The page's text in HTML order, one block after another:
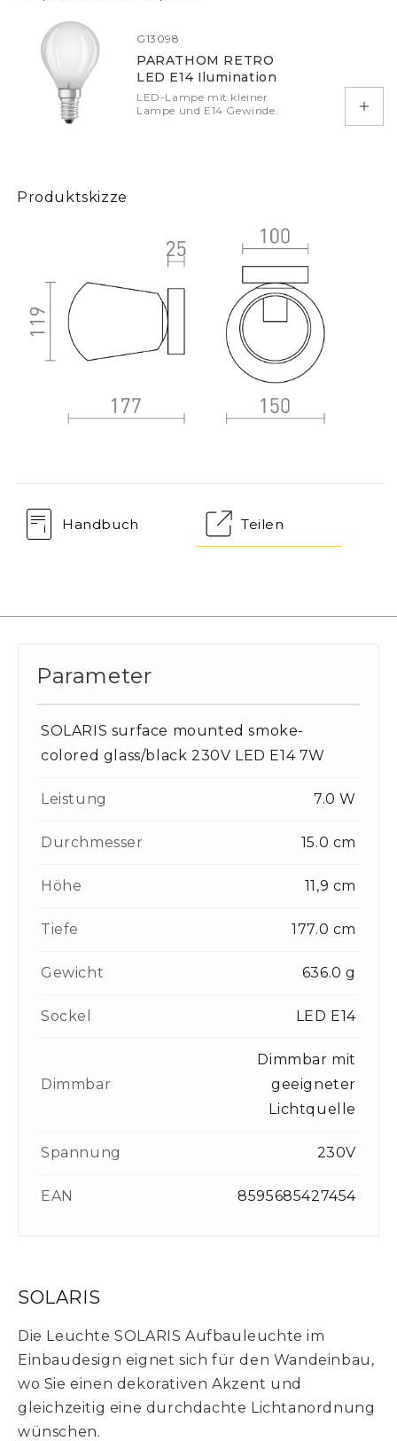
G13098
PARATHOM RETRO
LED E14 Ilumination
LED-Lampe mit kleiner
Lampe und E14 Gewinde.
In
Produktskizze
Handbuch Teilen
SOLARIS
Die Leuchte SOLARIS Aufbauleuchte im
Einbaudesign eignet sich für den Wandeinbau,
wo Sie einen dekorativen Akzent und
gleichzeitig eine durchdachte Lichtanordnung
wünschen.
Parameter
SOLARIS surface mounted smoke-
colored glass/black 230V LED E14 7W
Leistung 7.0 W
Durchmesser 15.0 cm
Höhe 11,9 cm
Tiefe 177.0 cm
Gewicht 636.0 g
Sockel LED E14
Dimmbar
Dimmbar mit
geeigneter
Lichtquelle
Spannung 230V
EAN 8595685427454